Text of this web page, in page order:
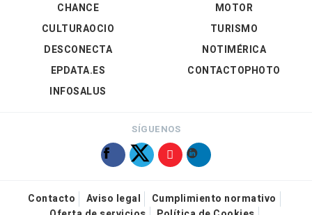
CHANCE
CULTURAOCIO
DESCONECTA
EPDATA.ES
INFOSALUS
MOTOR
TURISMO
NOTIMÉRICA
CONTACTOPHOTO
SÍGUENOS
Contacto Aviso legal
Cumplimiento normativo